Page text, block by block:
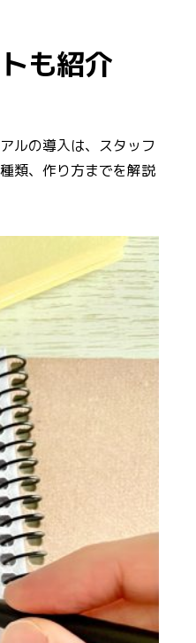
も紹介
ルの導入は、スタッフ
類、作り方までを解説